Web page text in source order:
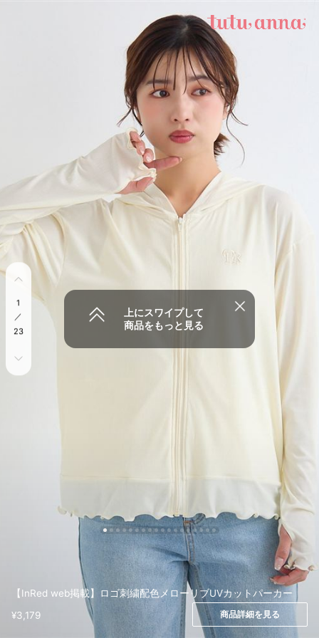
上にスワイプして
商品をもっと見る
1
／
23
【InRed web掲載】ロゴ刺繍配色メローリブUVカットパーカー
¥3,179
商品詳細を見る